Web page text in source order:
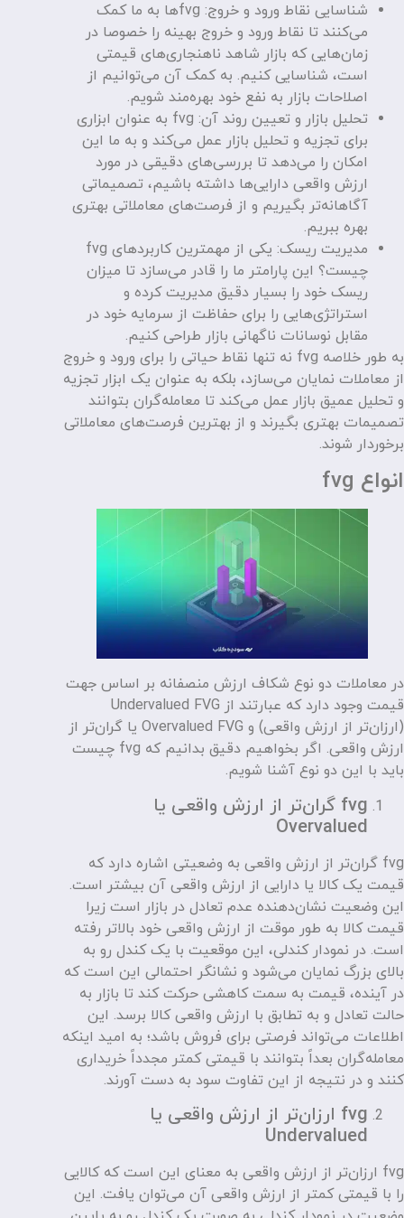
شناسایی نقاط ورود و خروج: fvgها به ما کمک
می‌کنند تا نقاط ورود و خروج بهینه را خصوصا در
زمان‌هایی که بازار شاهد ناهنجاری‌های قیمتی
است، شناسایی کنیم. به کمک آن می‌توانیم از
اصلاحات بازار به نفع خود بهره‌مند شویم.
تحلیل بازار و تعیین روند آن: fvg به عنوان ابزاری
برای تجزیه و تحلیل بازار عمل می‌کند و به ما این
امکان را می‌دهد تا بررسی‌های دقیقی در مورد
ارزش واقعی دارایی‌ها داشته باشیم، تصمیماتی
آگاهانه‌تر بگیریم و از فرصت‌های معاملاتی بهتری
بهره‌ ببریم.
مدیریت ریسک: یکی از مهمترین کاربردهای fvg
چیست؟ این پارامتر ما را قادر می‌سازد تا میزان
ریسک خود را بسیار دقیق مدیریت کرده و
استراتژی‌هایی را برای حفاظت از سرمایه خود در
مقابل نوسانات ناگهانی بازار طراحی کنیم.
به طور خلاصه fvg نه تنها نقاط حیاتی را برای ورود و خروج
از معاملات نمایان می‌سازد، بلکه به عنوان یک ابزار تجزیه
و تحلیل عمیق بازار عمل می‌کند تا معامله‌گران بتوانند
تصمیمات بهتری بگیرند و از بهترین فرصت‌های معاملاتی
برخوردار شوند.
انواع fvg
در معاملات دو نوع شکاف ارزش منصفانه بر اساس جهت
قیمت وجود دارد که عبارتند از Undervalued FVG
(ارزان‌تر از ارزش واقعی) و Overvalued FVG یا گران‌تر از
ارزش واقعی. اگر بخواهیم دقیق بدانیم که fvg چیست
باید با این دو نوع آشنا شویم.
fvg گران‌تر از ارزش واقعی یا
Overvalued
fvg گران‌تر از ارزش واقعی به وضعیتی اشاره دارد که
قیمت یک کالا یا دارایی از ارزش واقعی آن بیشتر است.
این وضعیت نشان‌دهنده عدم تعادل در بازار است زیرا
قیمت کالا به طور موقت از ارزش واقعی خود بالاتر رفته
است. در نمودار کندلی، این موقعیت با یک کندل رو به
بالای بزرگ نمایان می‌شود و نشانگر احتمالی این است که
در آینده، قیمت به سمت کاهشی حرکت کند تا بازار به
حالت تعادل و به تطابق با ارزش واقعی کالا برسد. این
اطلاعات می‌تواند فرصتی برای فروش باشد؛ به امید اینکه
معامله‌گران بعداً بتوانند با قیمتی کمتر مجدداً خریداری
کنند و در نتیجه از این تفاوت سود به دست آورند.
fvg ارزان‌تر از ارزش واقعی یا
Undervalued
fvg ارزان‌تر از ارزش واقعی به معنای این است که کالایی
را با قیمتی کمتر از ارزش واقعی آن می‌توان یافت. این